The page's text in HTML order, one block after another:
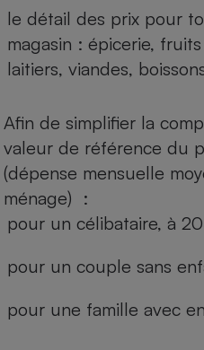
le détail des prix pour
magasin : épicerie,
laitiers, viandes,
Afin de simplifier la
valeur de référence du
(dépense mensuelle
ménage) :
pour un célibataire, à
pour un couple sans
pour une famille avec